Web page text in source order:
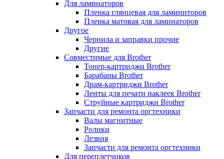
Для ламинаторов
Пленка глянцевая для ламиниторов
Пленка матовая для ламинаторов
Другое
Чернила и заправки прочие
Другие
Совместимые для Brother
Тонер-картриджи Brother
Барабаны Brother
Драм-картриджи Brother
Ленты для печати наклеек Brother
Струйные картриджи Brother
Запчасти для ремонта оргтехники
Валы магнитные
Ролики
Лезвия
Запчасти для ремонта оргтехники
Для переплетчиков